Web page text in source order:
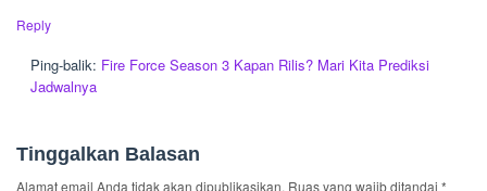
Reply
Ping-balik: Fire Force Season 3 Kapan Rilis? Mari Kita Prediksi
Jadwalnya
Tinggalkan Balasan
Alamat email Anda tidak akan dipublikasikan. Ruas yang wajib ditandai *